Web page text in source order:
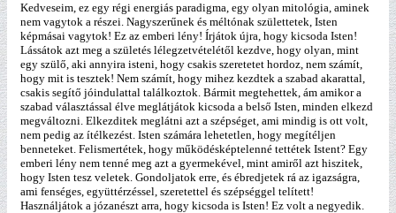
Kedveseim, ez egy régi energiás paradigma, egy olyan mitológia, aminek
nem vagytok a részei. Nagyszerűnek és méltónak születtetek, Isten
képmásai vagytok! Ez az emberi lény! Írjátok újra, hogy kicsoda Isten!
Lássátok azt meg a születés lélegzetvételétől kezdve, hogy olyan, mint
egy szülő, aki annyira isteni, hogy csakis szeretetet hordoz, nem számít,
hogy mit is tesztek! Nem számít, hogy mihez kezdtek a szabad akarattal,
csakis segítő jóindulattal találkoztok. Bármit megtehettek, ám amikor a
szabad választással élve meglátjátok kicsoda a belső Isten, minden elkezd
megváltozni. Elkezditek meglátni azt a szépséget, ami mindig is ott volt,
nem pedig az ítélkezést. Isten számára lehetetlen, hogy megítéljen
benneteket. Felismertétek, hogy működésképtelenné tettétek Istent? Egy
emberi lény nem tenné meg azt a gyermekével, mint amiről azt hiszitek,
hogy Isten tesz veletek. Gondoljatok erre, és ébredjetek rá az igazságra,
ami fenséges, együttérzéssel, szeretettel és szépséggel telített!
Használjátok a józanészt arra, hogy kicsoda is Isten! Ez volt a negyedik.